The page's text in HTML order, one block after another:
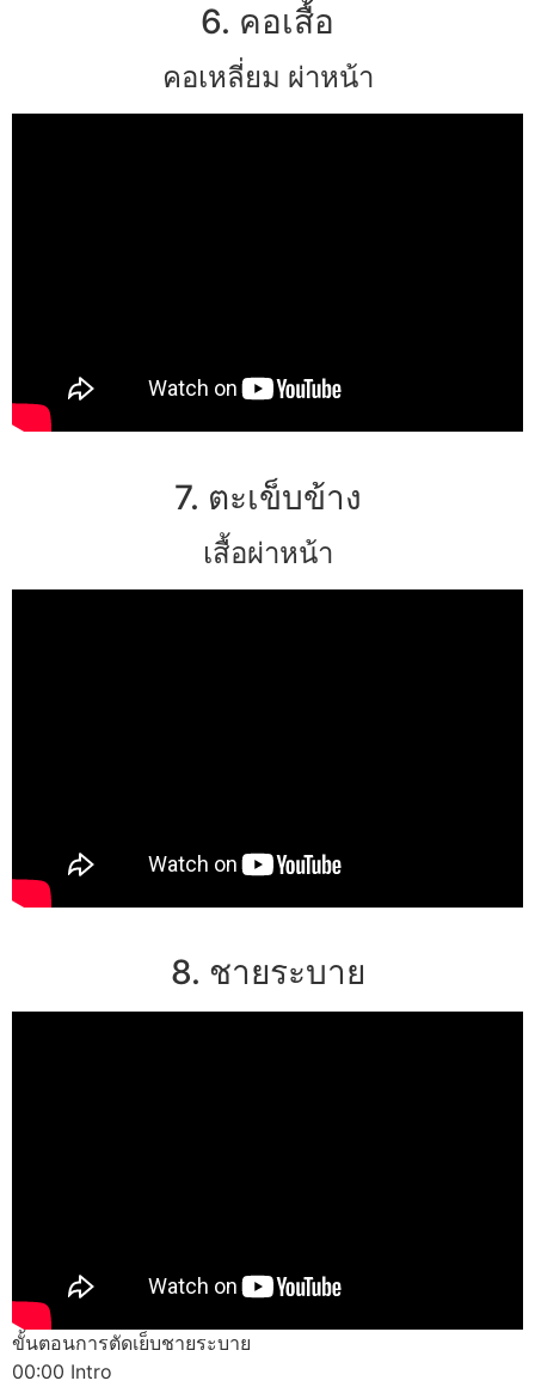
6. คอเสื้อ
คอเหลี่ยม ผ่าหน้า
7. ตะเข็บข้าง
เสื้อผ่าหน้า
8. ชายระบาย
ขั้นตอนการตัดเย็บชายระบาย
00:00 Intro